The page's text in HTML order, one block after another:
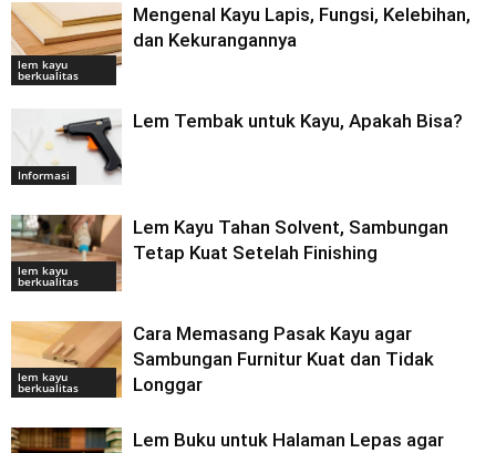
lem kayu
berkualitas
Mengenal Kayu Lapis, Fungsi, Kelebihan,
dan Kekurangannya
Informasi
Lem Tembak untuk Kayu, Apakah Bisa?
lem kayu
berkualitas
Lem Kayu Tahan Solvent, Sambungan
Tetap Kuat Setelah Finishing
lem kayu
berkualitas
Cara Memasang Pasak Kayu agar
Sambungan Furnitur Kuat dan Tidak
Longgar
Lem Buku untuk Halaman Lepas agar